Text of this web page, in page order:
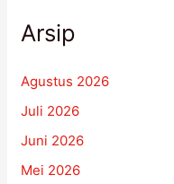
Arsip
Agustus 2026
Juli 2026
Juni 2026
Mei 2026